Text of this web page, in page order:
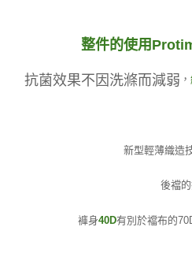
整件的使用
抗菌效果不因洗滌而減弱 ，
新型輕薄織造
後襠
褲身40D有別於襠布的